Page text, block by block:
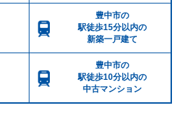
豊中市の
駅徒歩15分以内の
新築一戸建て
豊中市の
駅徒歩10分以内の
中古マンション